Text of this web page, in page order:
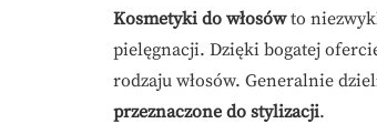
Kosmetyki do włosówto
pielęgnacji. Dzięki bogatej
rodzaju włosów. Generalnie
przeznaczone do stylizacji.